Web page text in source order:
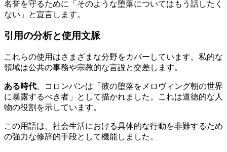
名誉を守るために「そのような堕落についてはもう話したく
ない」と宣言します。
引用の分析と使用文脈
これらの使用はさまざまな分野をカバーしています。私的な
領域は公共の事務や宗教的な言説と交差します。
ある時代 、コロンバンは「彼の堕落をメロヴィング朝の世界
に暴露するべき者」として描かれました。これは道徳的な人
物の役割を示しています。
この用語は、社会生活における具体的な行動を非難するため
の強力な修辞的手段として機能しました。